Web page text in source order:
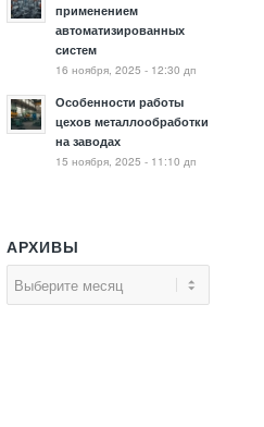
применением
автоматизированных
систем
16 ноября, 2025 - 12:30 дп
Особенности работы
цехов металлообработки
на заводах
15 ноября, 2025 - 11:10 дп
АРХИВЫ